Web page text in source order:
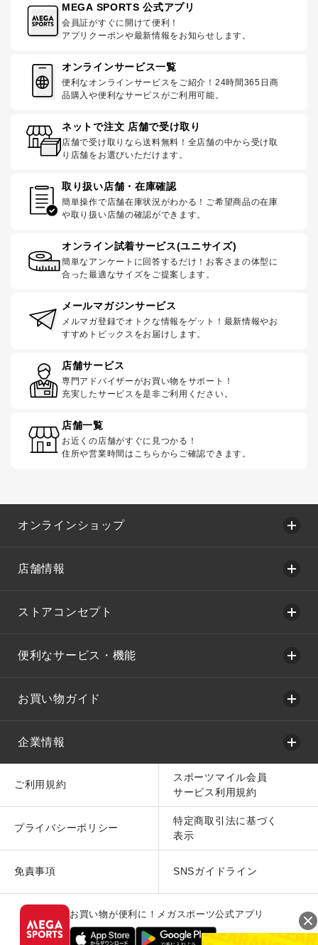
MEGA SPORTS 公式アプリ
会員証がすぐに開けて便利！
アプリクーポンや最新情報をお知らせします。
オンラインサービス一覧
便利なオンラインサービスをご紹介！24時間365日商
品購入や便利なサービスがご利用可能。
ネットで注文 店舗で受け取り
店舗で受け取りなら送料無料！全店舗の中から受け取
り店舗をお選びいただけます。
取り扱い店舗・在庫確認
簡単操作で店舗在庫状況がわかる！ご希望商品の在庫
や取り扱い店舗の確認ができます。
オンライン試着サービス(ユニサイズ)
簡単なアンケートに回答するだけ！お客さまの体型に
合った最適なサイズをご提案します。
メールマガジンサービス
メルマガ登録でオトクな情報をゲット！最新情報やお
すすめトピックスをお届けします。
店舗サービス
専門アドバイザーがお買い物をサポート！
充実したサービスを是非ご利用ください。
店舗一覧
お近くの店舗がすぐに見つかる！
住所や営業時間はこちらからご確認できます。
オンラインショップ
店舗情報
ストアコンセプト
便利なサービス・機能
お買い物ガイド
企業情報
ご利用規約
スポーツマイル会員
サービス利用規約
プライバシーポリシー
特定商取引法に基づく
表示
免責事項 SNSガイドライン
お買い物が便利に！メガスポーツ公式アプリ